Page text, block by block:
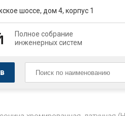
шоссе, дом 4, корпус 1
Полное собрание
инженерных систем